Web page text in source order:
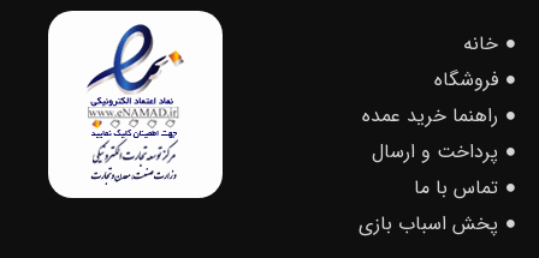
خانه
فروشگاه
راهنما خرید عمده
پرداخت و ارسال
تماس با ما
پخش اسباب بازی